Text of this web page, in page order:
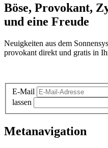
Böse, Provokant,
und eine Freude
Neuigkeiten aus dem
provokant direkt und gratis in
E-Mail
lassen
Metanavigation